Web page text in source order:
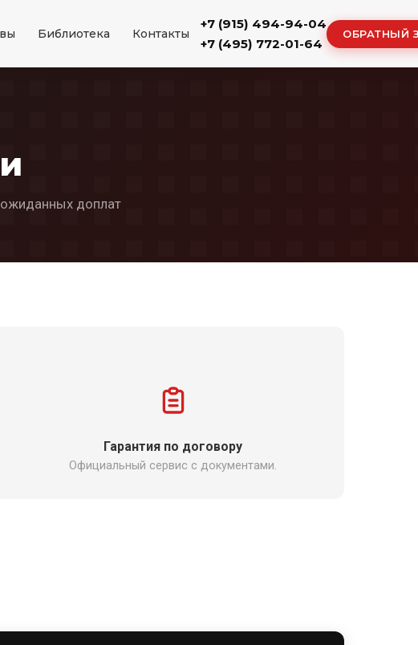
Библиотека Контакты
+7 (915) 494-94-04
+7 (495) 772-01-64
ОБРАТНЫЙ
доплат
Гарантия по договору
Официальный сервис с документами.